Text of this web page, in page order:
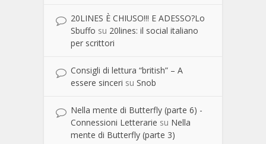
20LINES È CHIUSO!!! E ADESSO?Lo
Sbuffo su 20lines: il social italiano
per scrittori
Consigli di lettura “british” – A
essere sinceri su Snob
Nella mente di Butterfly (parte 6) -
Connessioni Letterarie su Nella
mente di Butterfly (parte 3)